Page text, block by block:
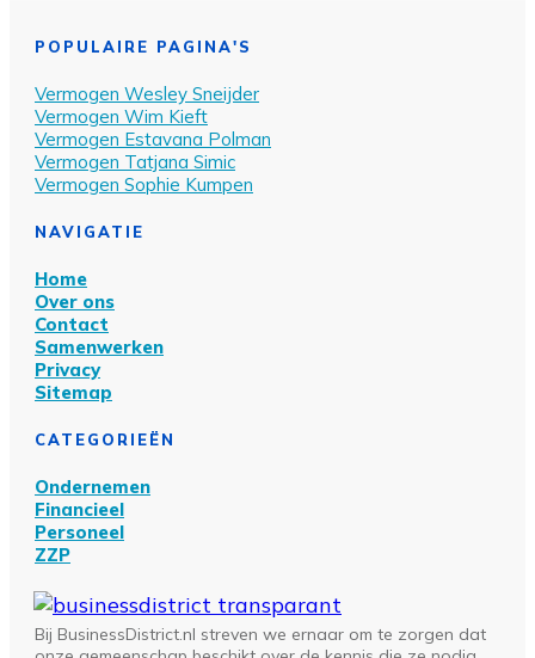
POPULAIRE PAGINA'S
Vermogen Wesley Sneijder
Vermogen Wim Kieft
Vermogen Estavana Polman
Vermogen Tatjana Simic
Vermogen Sophie Kumpen
NAVIGATIE
Home
Over ons
Contact
Samenwerken
Privacy
Sitemap
CATEGORIEËN
Ondernemen
Financieel
Personeel
ZZP
Bij BusinessDistrict.nl streven we ernaar om te zorgen dat